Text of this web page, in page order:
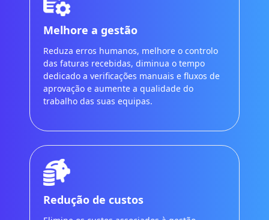
Melhore a gestão
Reduza erros humanos, melhore o controlo
das faturas recebidas, diminua o tempo
dedicado a verificações manuais e fluxos de
aprovação e aumente a qualidade do
trabalho das suas equipas.
Redução de custos